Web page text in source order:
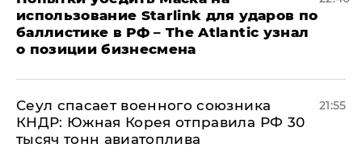
использование Starlink для ударов по
баллистике в РФ – The Atlantic узнал
о позиции бизнесмена
​Сеул спасает военного союзника
КНДР: Южная Корея отправила РФ 30
тысяч тонн авиатоплива
21:55